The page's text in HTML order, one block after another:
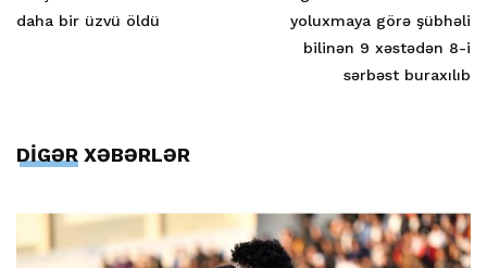
daha bir üzvü öldü
yoluxmaya görə şübhəli
bilinən 9 xəstədən 8-i
sərbəst buraxılıb
DİGƏR XƏBƏRLƏR